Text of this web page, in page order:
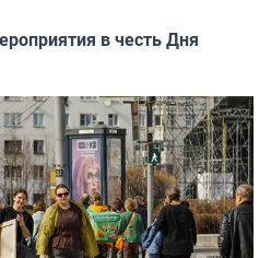
в честь Дня